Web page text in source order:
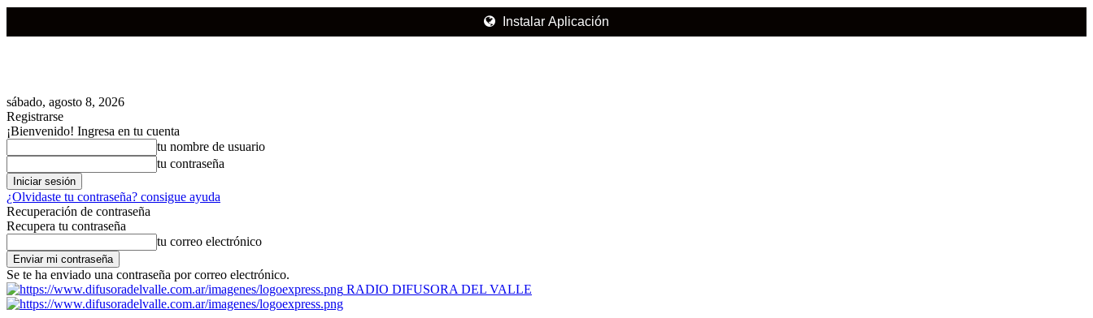
Instalar Aplicación
sábado, agosto 8, 2026
Registrarse
¡Bienvenido! Ingresa en tu cuenta
tu nombre de usuario
tu contraseña
¿Olvidaste tu contraseña? consigue ayuda
Recuperación de contraseña
Recupera tu contraseña
tu correo electrónico
Se te ha enviado una contraseña por correo electrónico.
RADIO DIFUSORA DEL VALLE